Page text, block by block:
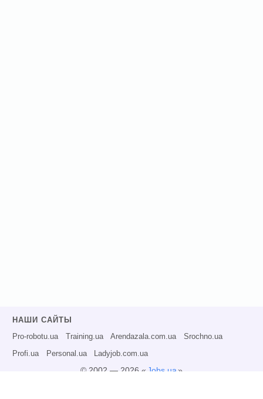
НАШИ САЙТЫ
Pro-robotu.ua Training.ua Arendazala.com.ua Srochno.ua
Profi.ua Personal.ua Ladyjob.com.ua
© 2002 — 2026 « Jobs.ua»